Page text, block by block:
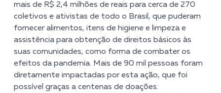
mais de R$ 2,4 milhões de reais para cerca de 270
coletivos e ativistas de todo o Brasil, que puderam
fornecer alimentos, itens de higiene e limpeza e
assistência para obtenção de direitos básicos às
suas comunidades, como forma de combater os
efeitos da pandemia. Mais de 90 mil pessoas foram
diretamente impactadas por esta ação, que foi
possível graças a centenas de doações.